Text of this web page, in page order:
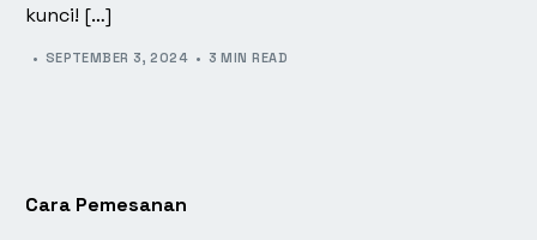
kunci! […]
SEPTEMBER 3, 2024 3 MIN READ
Cara Pemesanan